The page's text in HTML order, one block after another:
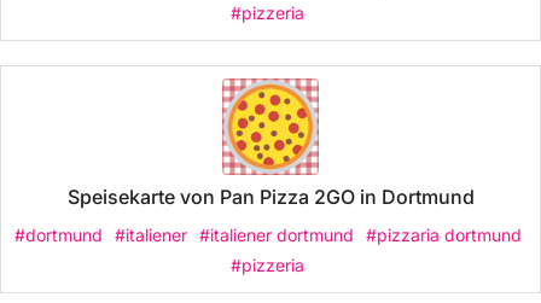
#pizzeria
Speisekarte von Pan Pizza 2GO in Dortmund
#dortmund #italiener #italiener dortmund
#pizzaria dortmund
#pizzeria